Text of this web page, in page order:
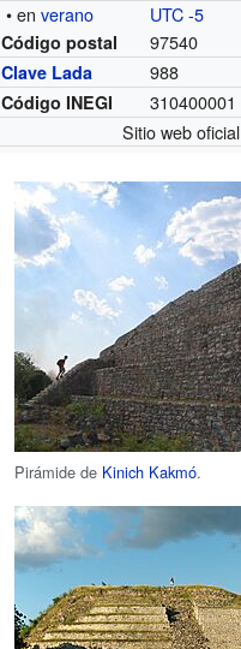
• enverano UTC -5
Código postal 97540
Clave Lada 988
Código INEGI
310400001
Sitio web oficial
Pirámide de Kinich Kakmó.